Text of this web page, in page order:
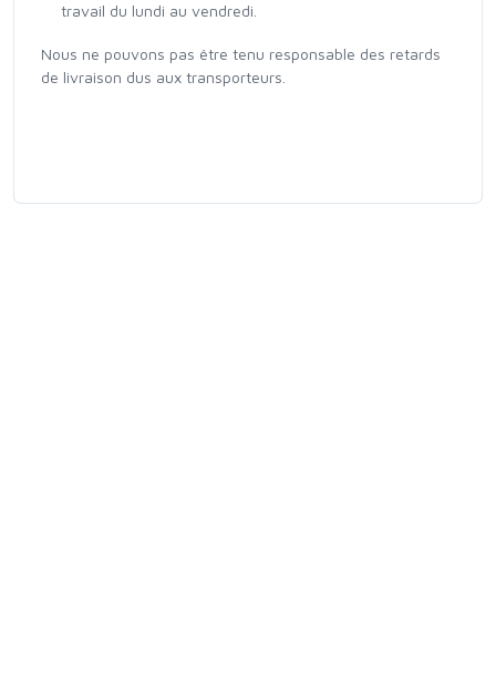
travail du lundi au vendredi.
Nous ne pouvons pas être tenu responsable des retards
de livraison dus aux transporteurs.